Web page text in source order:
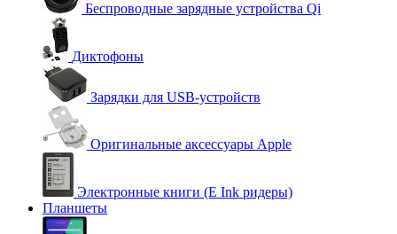
Беспроводные зарядные устройства Qi
Диктофоны
Зарядки для USB-устройств
Оригинальные аксессуары Apple
Электронные книги (E Ink ридеры)
Планшеты